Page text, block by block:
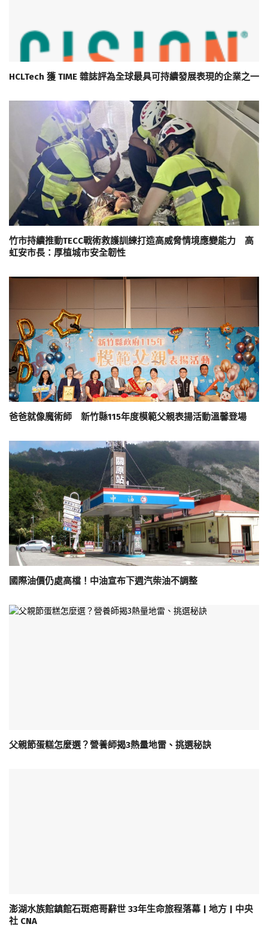
HCLTech 獲 TIME 雜誌評為全球最具可持續發展表現的企業之一
竹市持續推動TECC戰術救護訓練打造高威脅情境應變能力 高
虹安市長：厚植城市安全韌性
爸爸就像魔術師 新竹縣115年度模範父親表揚活動溫馨登場
國際油價仍處高檔！中油宣布下週汽柴油不調整
父親節蛋糕怎麼選？營養師揭3熱量地雷、挑選秘訣
澎湖水族館鎮館石斑疤哥辭世 33年生命旅程落幕 | 地方 | 中央
社 CNA